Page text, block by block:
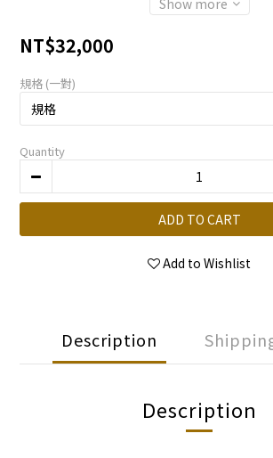
Show more
NT$32,000
規格 (一對)
Quantity
ADD TO CART
Add to Wishlist
Description
Description